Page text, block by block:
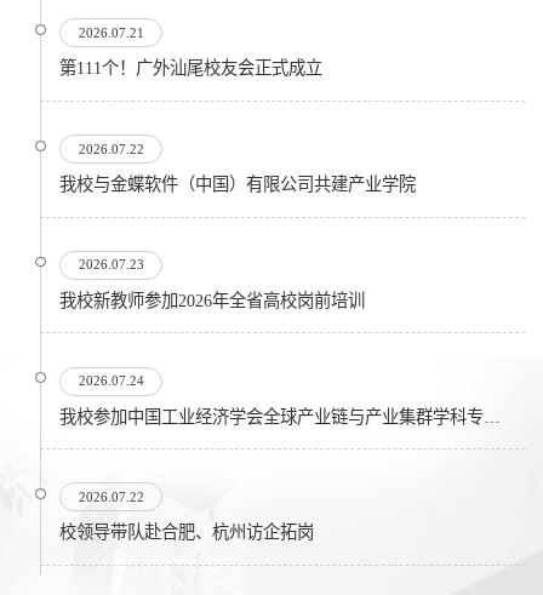
2026.07.21
第111个！广外汕尾校友会正式成立
2026.07.22
我校与金蝶软件（中国）有限公司共建产业学院
2026.07.23
我校新教师参加2026年全省高校岗前培训
2026.07.24
2026.07.22
校领导带队赴合肥、杭州访企拓岗